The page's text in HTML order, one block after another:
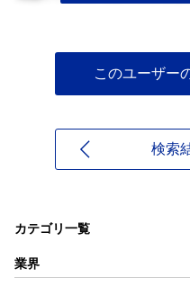
このユーザー
検索
カテゴリ一覧
業界